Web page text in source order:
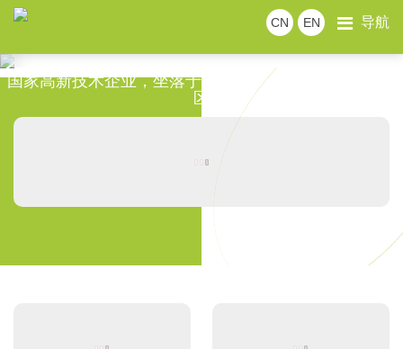
CN EN 导航
R&D equipment
国家高新技术企业，坐落于浙江省桐乡市凤鸣街道工业
区